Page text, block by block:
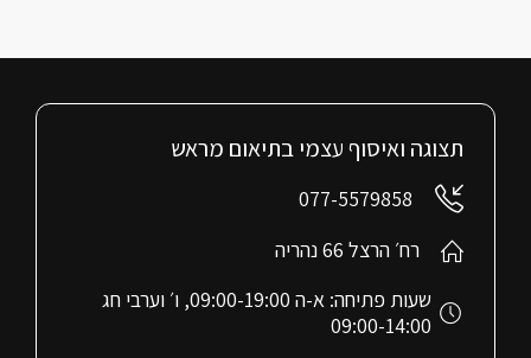
תצוגה ואיסוף עצמי בתיאום מראש
077-5579858
רח׳ הרצל 66 נהריה
שעות פתיחה: א-ה 09:00-19:00, ו׳ וערבי חג
09:00-14:00